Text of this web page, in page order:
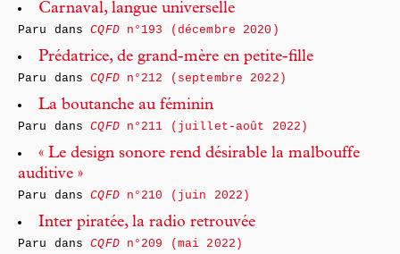
Carnaval, langue universelle
Paru dansCQFDn°193 (décembre 2020)
Prédatrice, de grand-mère en petite-fille
Paru dansCQFDn°212 (septembre 2022)
La boutanche au féminin
Paru dansCQFDn°211 (juillet-août 2022)
« Le design sonore rend désirable la malbouffe
auditive »
Paru dansCQFDn°210 (juin 2022)
Inter piratée, la radio retrouvée
Paru dansCQFDn°209 (mai 2022)